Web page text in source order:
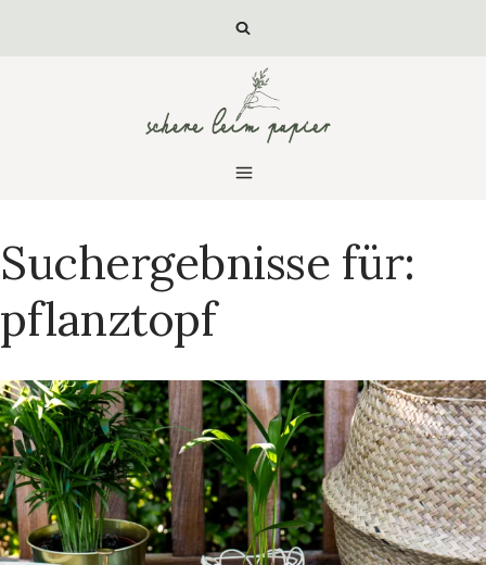
Suchergebnisse für:
pflanztopf